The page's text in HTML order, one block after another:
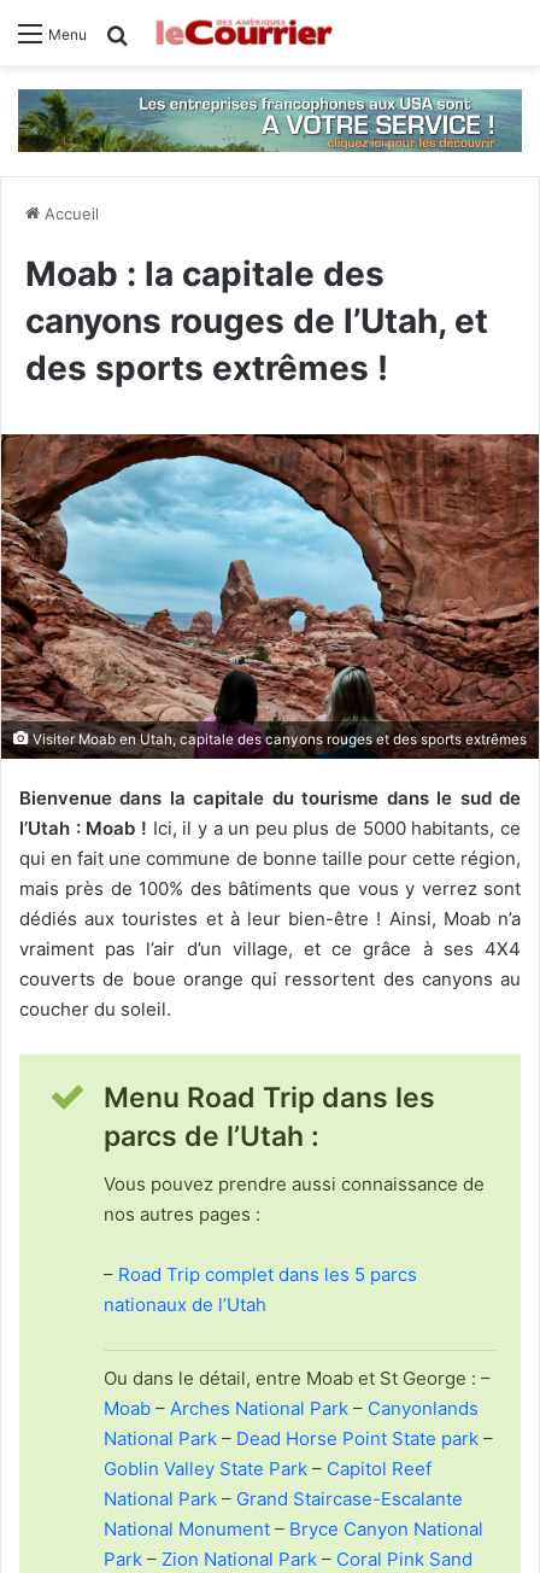
Menu Rechercher
Accueil
Moab : la capitale des
canyons rouges de l’Utah, et
des sports extrêmes !
Visiter Moab en Utah, capitale des canyons rouges et des sports extrêmes
Bienvenue dans la capitale du tourisme dans le sud de
l’Utah : Moab ! Ici, il y a un peu plus de 5000 habitants, ce
qui en fait une commune de bonne taille pour cette région,
mais près de 100% des bâtiments que vous y verrez sont
dédiés aux touristes et à leur bien-être ! Ainsi, Moab n’a
vraiment pas l’air d’un village, et ce grâce à ses 4X4
couverts de boue orange qui ressortent des canyons au
coucher du soleil.
Menu Road Trip dans les
parcs de l’Utah :
Vous pouvez prendre aussi connaissance de
nos autres pages :
– Road Trip complet dans les 5 parcs
nationaux de l’Utah
Ou dans le détail, entre Moab et St George : –
Moab – Arches National Park – Canyonlands
National Park – Dead Horse Point State park –
Goblin Valley State Park – Capitol Reef
National Park – Grand Staircase-Escalante
National Monument – Bryce Canyon National
Park – Zion National Park – Coral Pink Sand